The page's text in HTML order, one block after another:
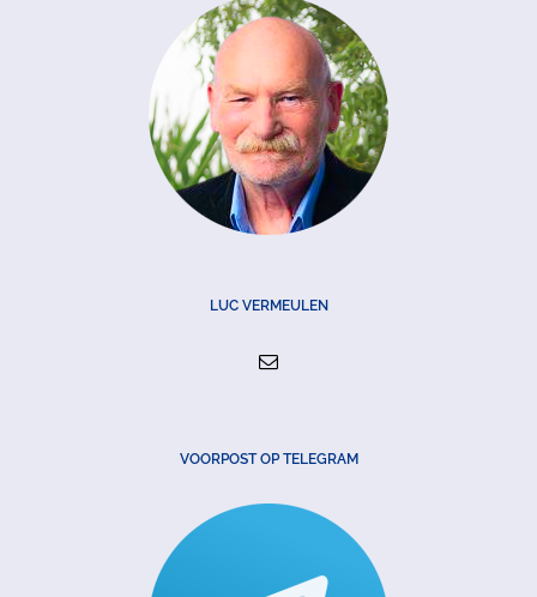
LUC VERMEULEN
VOORPOST OP TELEGRAM